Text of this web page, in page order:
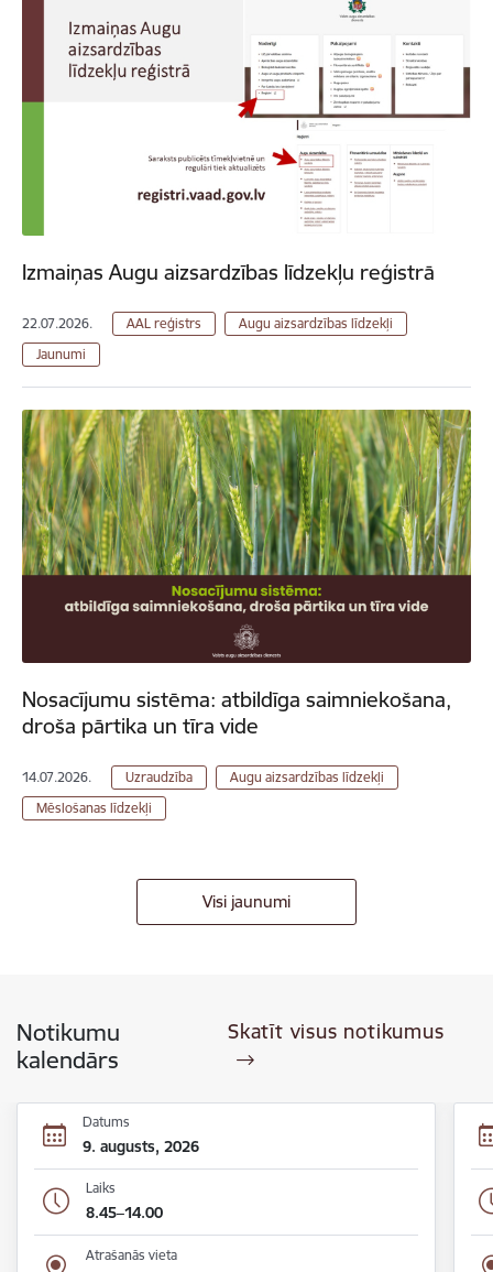
Izmaiņas Augu aizsardzības līdzekļu reģistrā
22.07.2026. AAL reģistrs
Augu aizsardzības līdzekļi
Jaunumi
Nosacījumu sistēma: atbildīga saimniekošana,
droša pārtika un tīra vide
14.07.2026. Uzraudzība
Augu aizsardzības līdzekļi
Mēslošanas līdzekļi
Visi jaunumi
Notikumu
kalendārs
Skatīt visus notikumus
Datums
9. augusts, 2026
Laiks
8.45–14.00
Atrašanās vieta